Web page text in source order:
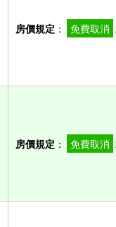
房價規定 ： 免費取消
房價規定 ： 免費取消